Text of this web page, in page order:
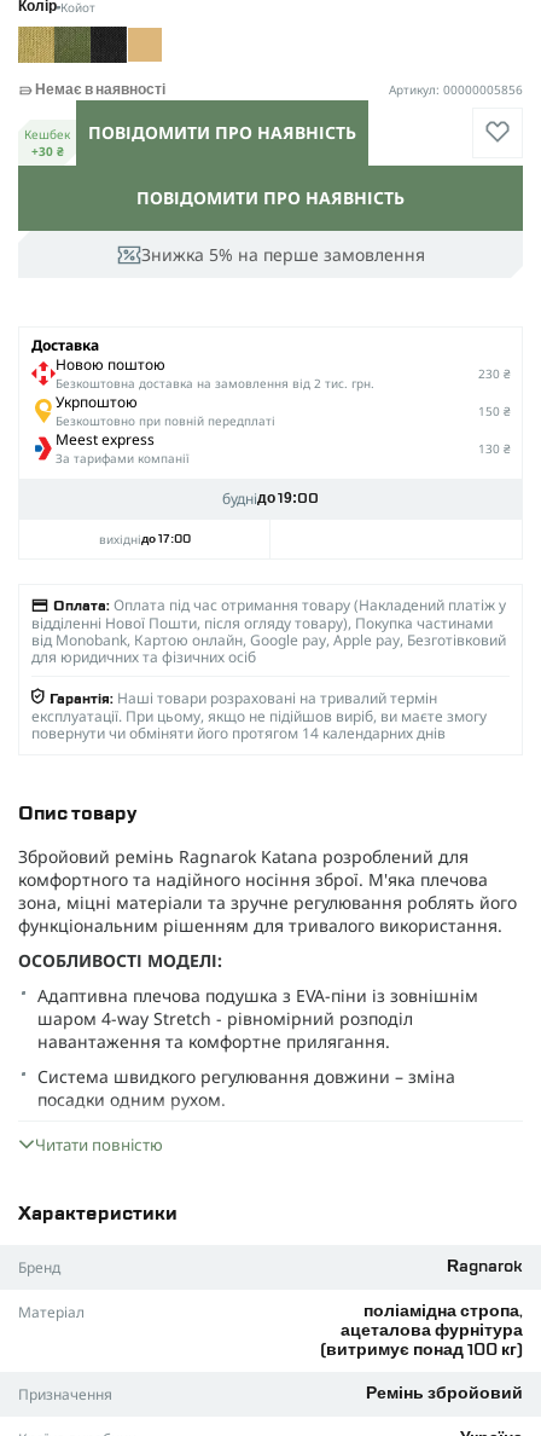
Колір Койот
Знижка 5% на перше замовлення
ПОВІДОМИТИ ПРО НАЯВНІСТЬ
Немає в наявності Артикул: 00000005856
Кешбек
+30 ₴
ПОВІДОМИТИ ПРО НАЯВНІСТЬ
Доставка
Новою поштою
Безкоштовна доставка на замовлення від 2 тис. грн.
230 ₴
Укрпоштою
Безкоштовно при повній передплаті
150 ₴
Meest express
За тарифами компанії
130 ₴
буднідо 19:00
вихіднідо 17:00
Оплата: Оплата під час отримання товару (Накладений платіж у
відділенні Нової Пошти, після огляду товару), Покупка частинами
від Monobank, Картою онлайн, Google pay, Apple pay, Безготівковий
для юридичних та фізичних осіб
Гарантія: Наші товари розраховані на тривалий термін
експлуатації. При цьому, якщо не підійшов виріб, ви маєте змогу
повернути чи обміняти його протягом 14 календарних днів
Опис товару
Збройовий ремінь Ragnarok Katana розроблений для
комфортного та надійного носіння зброї. М'яка плечова
зона, міцні матеріали та зручне регулювання роблять його
функціональним рішенням для тривалого використання.
ОСОБЛИВОСТІ МОДЕЛІ:
Адаптивна плечова подушка з EVA-піни із зовнішнім
шаром 4-way Stretch - рівномірний розподіл
навантаження та комфортне прилягання.
Система швидкого регулювання довжини – зміна
посадки одним рухом.
Міцна ацеталова фурнітура Woojin, стійка до ударних
навантажень та зносу.
можливість встановлення карабінів Ghost Hook або QD-
Підходить для більшості моделей серії AK, AR та
Фурнітура: ацетал Woojin (навантаження понад 100 кг)
Читати повністю
Характеристики
Бренд Ragnarok
Матеріал
поліамідна стропа,
ацеталова фурнітура
(витримує понад 100 кг)
Призначення Ремінь збройовий